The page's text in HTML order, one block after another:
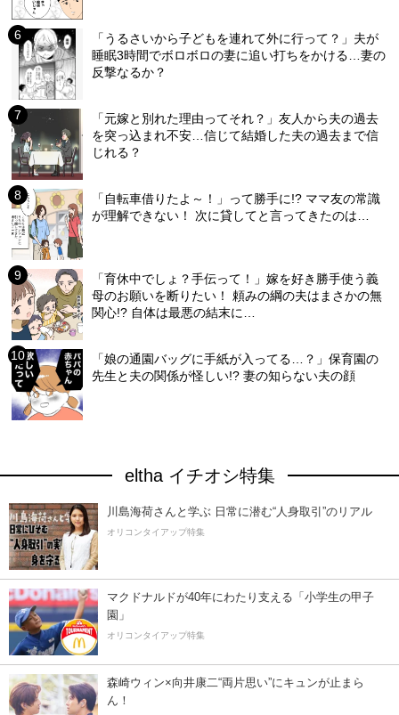
「うるさいから子どもを連れて外に行って？」夫が
睡眠3時間でボロボロの妻に追い打ちをかける…妻の
反撃なるか？
「元嫁と別れた理由ってそれ？」友人から夫の過去
を突っ込まれ不安…信じて結婚した夫の過去まで信
じれる？
「自転車借りたよ～！」って勝手に!? ママ友の常識
が理解できない！ 次に貸してと言ってきたのは…
「育休中でしょ？手伝って！」嫁を好き勝手使う義
母のお願いを断りたい！ 頼みの綱の夫はまさかの無
関心!? 自体は最悪の結末に…
「娘の通園バッグに手紙が入ってる…？」保育園の
先生と夫の関係が怪しい!? 妻の知らない夫の顔
eltha イチオシ特集
川島海荷さんと学ぶ 日常に潜む“人身取引”のリアル
オリコンタイアップ特集
マクドナルドが40年にわたり支える「小学生の甲子
園」
オリコンタイアップ特集
森崎ウィン×向井康二“両片思い”にキュンが止まら
ん！